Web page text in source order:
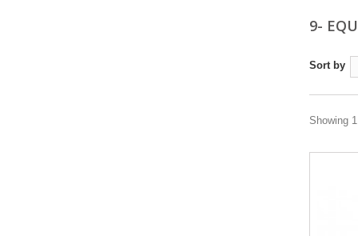
9-
Sort by
Showing